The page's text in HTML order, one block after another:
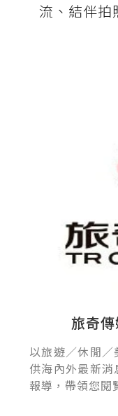
流、結伴拍
旅奇
以旅遊／休閒
供海內外最新
報導，帶領您閱